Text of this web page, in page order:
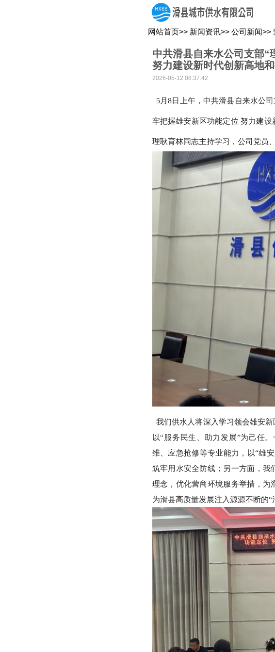
网站首页>> 新闻资讯>> 公司新闻>>
中共滑县自来水公司支部“
努力建设新时代创新高地
2026-05-12 08:37:42
5月8日上午，中共滑县自来水公司
牢把握雄安新区功能定位 努力建设
理耿育林同志主持学习，公司 党员、
我们供水人将深入学习领会雄安
以“服务民生、助力发展”为己任
维、应急抢修等专业能力，以“雄
筑牢用水安全防线；另一方面，我
理念，优化营商环境服务举措，为
为滑县高质量发展注入源源不断的“